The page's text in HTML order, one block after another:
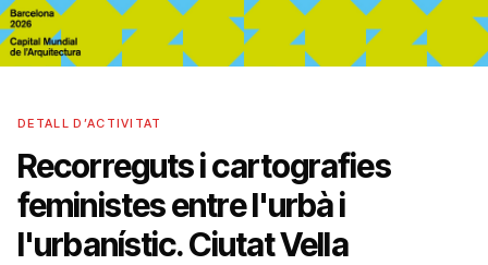
DETALL D’ACTIVITAT
Recorreguts i cartografies
feministes entre l'urbà i
l'urbanístic. Ciutat Vella